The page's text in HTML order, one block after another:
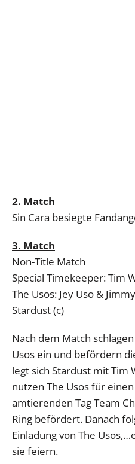
2. Match
Sin Cara besiegte
3. Match
Non-Title Match
Special Timekeeper: Tim
The Usos: Jey Uso &
Stardust (c)
Nach dem Match
Usos ein und befördern
legt sich Stardust mit Tim
nutzen The Usos für
amtierenden Tag Team
Ring befördert. Danach
Einladung von The
sie feiern.